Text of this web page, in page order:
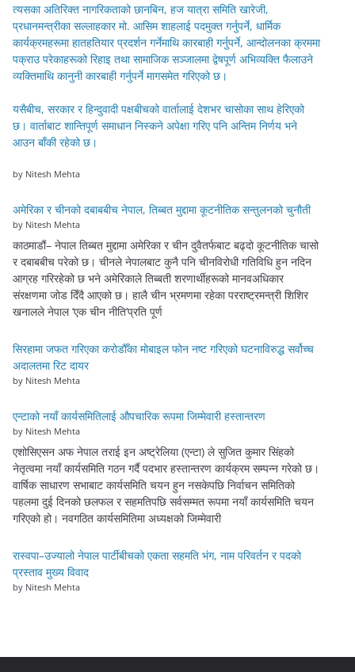
त्यसका अतिरिक्त नागरिकताको छानबिन, हज यात्रा समिति खारेजी,
प्रधानमन्त्रीका सल्लाहकार मो. आसिम शाहलाई पदमुक्त गर्नुपर्ने, धार्मिक
कार्यक्रमहरूमा हातहतियार प्रदर्शन गर्नेमाथि कारबाही गर्नुपर्ने, आन्दोलनका क्रममा
पक्राउ परेकाहरूको रिहाइ तथा सामाजिक सञ्जालमा द्वेषपूर्ण अभिव्यक्ति फैलाउने
व्यक्तिमाथि कानुनी कारबाही गर्नुपर्ने मागसमेत गरिएको छ।
यसैबीच, सरकार र हिन्दुवादी पक्षबीचको वार्तालाई देशभर चासोका साथ हेरिएको
छ। वार्ताबाट शान्तिपूर्ण समाधान निस्कने अपेक्षा गरिए पनि अन्तिम निर्णय भने
आउन बाँकी रहेको छ।
by Nitesh Mehta
अमेरिका र चीनको दबाबबीच नेपाल, तिब्बत मुद्दामा कूटनीतिक सन्तुलनको चुनौती
by Nitesh Mehta
काठमाडौं– नेपाल तिब्बत मुद्दामा अमेरिका र चीन दुवैतर्फबाट बढ्दो कूटनीतिक चासो
र दबाबबीच परेको छ। चीनले नेपालबाट कुनै पनि चीनविरोधी गतिविधि हुन नदिन
आग्रह गरिरहेको छ भने अमेरिकाले तिब्बती शरणार्थीहरूको मानवअधिकार
संरक्षणमा जोड दिँदै आएको छ। हालै चीन भ्रमणमा रहेका परराष्ट्रमन्त्री शिशिर
खनालले नेपाल ‘एक चीन नीति’प्रति पूर्ण
सिरहामा जफत गरिएका करोडौँका मोबाइल फोन नष्ट गरिएको घटनाविरुद्ध सर्वोच्च
अदालतमा रिट दायर
by Nitesh Mehta
एन्टाको नयाँ कार्यसमितिलाई औपचारिक रूपमा जिम्मेवारी हस्तान्तरण
by Nitesh Mehta
एशोसिएसन अफ नेपाल तराई इन अष्ट्रेलिया (एन्टा) ले सुजित कुमार सिंहको
नेतृत्वमा नयाँ कार्यसमिति गठन गर्दै पदभार हस्तान्तरण कार्यक्रम सम्पन्न गरेको छ।
वार्षिक साधारण सभाबाट कार्यसमिति चयन हुन नसकेपछि निर्वाचन समितिको
पहलमा दुई दिनको छलफल र सहमतिपछि सर्वसम्मत रूपमा नयाँ कार्यसमिति चयन
गरिएको हो। नवगठित कार्यसमितिमा अध्यक्षको जिम्मेवारी
रास्वपा–उज्यालो नेपाल पार्टीबीचको एकता सहमति भंग, नाम परिवर्तन र पदको
प्रस्ताव मुख्य विवाद
by Nitesh Mehta